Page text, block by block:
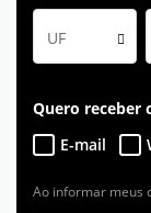
UF
Quero receber
E-mail
Ao informar meus